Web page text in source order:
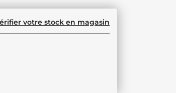
votre stock en magasin